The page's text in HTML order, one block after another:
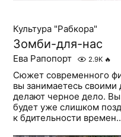
Культура "Рабкора"
Зомби-для-нас
Ева Рапопорт 2.9K 🔥
Сюжет современного
вы занимаетесь своими
делают черное дело. Вы
будет уже слишком
к бдительности